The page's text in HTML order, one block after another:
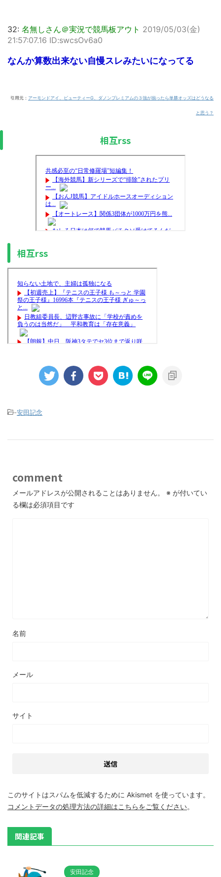
32: 名無しさん＠実況で競馬板アウト 2019/05/03(金)
21:57:07.16 ID:swcsOv6a0
なんか算数出来ない自慢スレみたいになってる
引用元： アーモンドアイ、ビューティーG、ダノンプレミアムの３強が揃ったら単勝オッズはどうなる
と思う？
相互rss
相互rss
-安田記念
comment
メールアドレスが公開されることはありません。 ※ が付いてい
る欄は必須項目です
名前
メール
サイト
このサイトはスパムを低減するために Akismet を使っています。
コメントデータの処理方法の詳細はこちらをご覧ください。
関連記事
安田記念